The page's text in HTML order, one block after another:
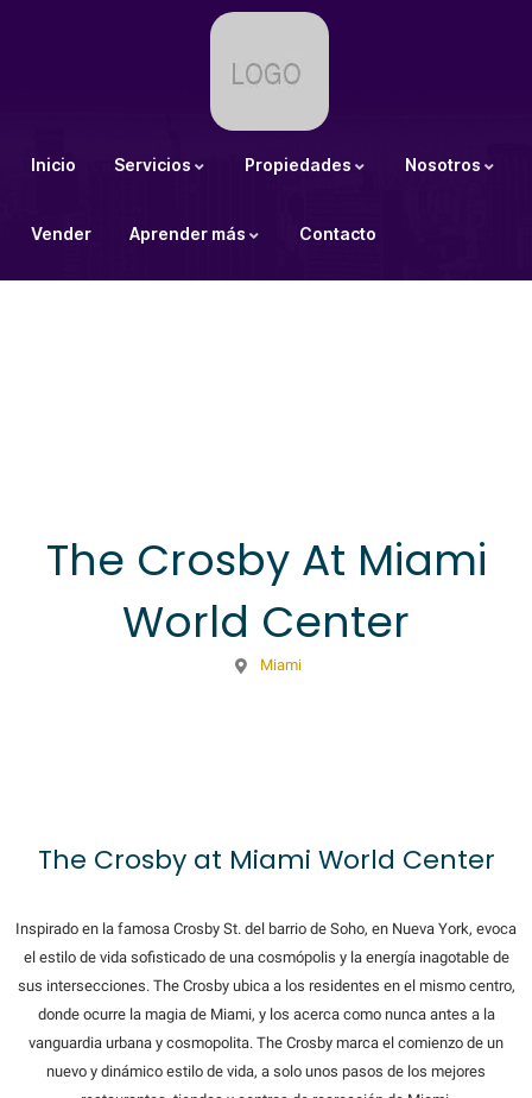
Inicio Servicios Propiedades Nosotros
Vender Aprender más Contacto
The Crosby At Miami
World Center
Miami
The Crosby at Miami World Center
Inspirado en la famosa Crosby St. del barrio de Soho, en Nueva York, evoca
el estilo de vida sofisticado de una cosmópolis y la energía inagotable de
sus intersecciones. The Crosby ubica a los residentes en el mismo centro,
donde ocurre la magia de Miami, y los acerca como nunca antes a la
vanguardia urbana y cosmopolita. The Crosby marca el comienzo de un
nuevo y dinámico estilo de vida, a solo unos pasos de los mejores